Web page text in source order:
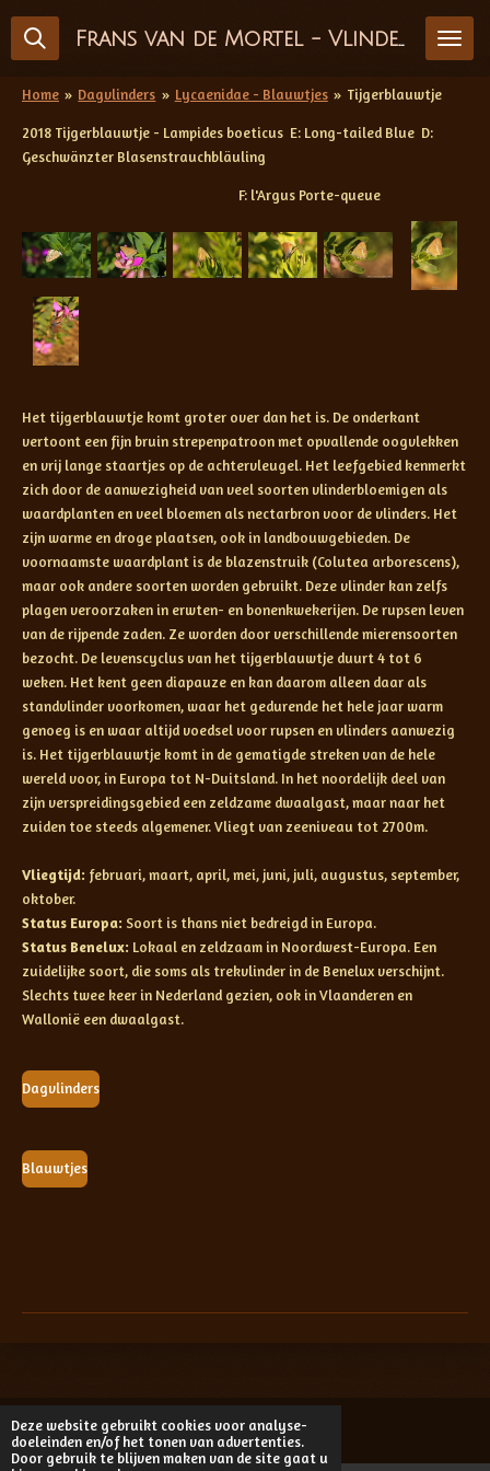
Deze website gebruikt cookies voor analyse-
doeleinden en/of het tonen van advertenties.
Door gebruik te blijven maken van de site gaat u
Ga
direct
de
Frans van de Mortel - Vlinderfotografie
Home » Dagvlinders » Lycaenidae - Blauwtjes » Tijgerblauwtje
2018 Tijgerblauwtje - Lampides boeticus E: Long-tailed Blue D:
Geschwänzter Blasenstrauchbläuling
F: l'Argus Porte-queue
Het tijgerblauwtje komt groter over dan het is. De onderkant
vertoont een fijn bruin strepenpatroon met opvallende oogvlekken
en vrij lange staartjes op de achtervleugel. Het leefgebied kenmerkt
zich door de aanwezigheid van veel soorten vlinderbloemigen als
waardplanten en veel bloemen als nectarbron voor de vlinders. Het
zijn warme en droge plaatsen, ook in landbouwgebieden. De
voornaamste waardplant is de blazenstruik (Colutea arborescens),
maar ook andere soorten worden gebruikt. Deze vlinder kan zelfs
plagen veroorzaken in erwten- en bonenkwekerijen. De rupsen leven
van de rijpende zaden. Ze worden door verschillende mierensoorten
bezocht. De levenscyclus van het tijgerblauwtje duurt 4 tot 6
weken. Het kent geen diapauze en kan daarom alleen daar als
standvlinder voorkomen, waar het gedurende het hele jaar warm
genoeg is en waar altijd voedsel voor rupsen en vlinders aanwezig
is. Het tijgerblauwtje komt in de gematigde streken van de hele
wereld voor, in Europa tot N-Duitsland. In het noordelijk deel van
zijn verspreidingsgebied een zeldzame dwaalgast, maar naar het
zuiden toe steeds algemener. Vliegt van zeeniveau tot 2700m.
Vliegtijd: februari, maart, april, mei, juni, juli, augustus, september,
oktober.
Status Europa: Soort is thans niet bedreigd in Europa.
Status Benelux: Lokaal en zeldzaam in Noordwest-Europa. Een
zuidelijke soort, die soms als trekvlinder in de Benelux verschijnt.
Slechts twee keer in Nederland gezien, ook in Vlaanderen en
Wallonië een dwaalgast.
Dagvlinders
Blauwtjes
© 2015 - 2024Fransvandemortelvlinderfotografie.nl